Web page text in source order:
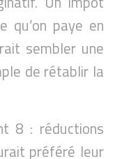
qu’on paye en
sembler une
de rétablir la
8 : réductions
préféré leur